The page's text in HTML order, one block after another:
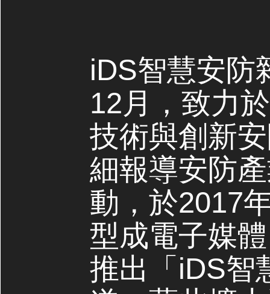
iDS智慧安防
12月，致力
技術與創新
細報導安防
動，於2017
型成電子媒
推出「iDS智